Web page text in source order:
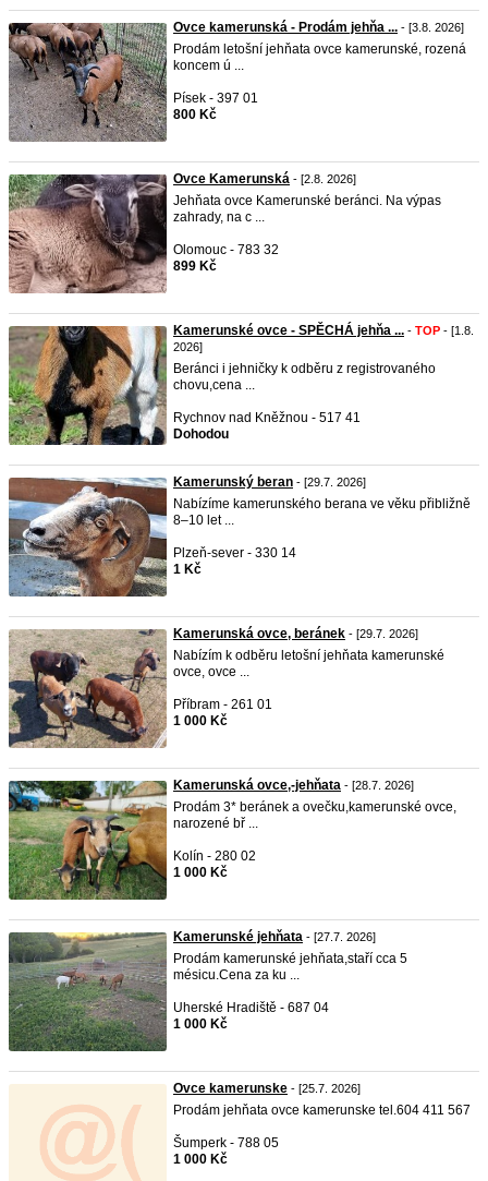
Ovce kamerunská - Prodám jehňa ... - [3.8. 2026]
Prodám letošní jehňata ovce kamerunské, rozená
koncem ú ...
Písek - 397 01
800 Kč
Ovce Kamerunská - [2.8. 2026]
Jehňata ovce Kamerunské beránci. Na výpas
zahrady, na c ...
Olomouc - 783 32
899 Kč
Kamerunské ovce - SPĚCHÁ jehňa ... - TOP - [1.8.
2026]
Beránci i jehničky k odběru z registrovaného
chovu,cena ...
Rychnov nad Kněžnou - 517 41
Dohodou
Kamerunský beran - [29.7. 2026]
Nabízíme kamerunského berana ve věku přibližně
8–10 let ...
Plzeň-sever - 330 14
1 Kč
Kamerunská ovce, beránek - [29.7. 2026]
Nabízím k odběru letošní jehňata kamerunské
ovce, ovce ...
Příbram - 261 01
1 000 Kč
Kamerunská ovce,-jehňata - [28.7. 2026]
Prodám 3* beránek a ovečku,kamerunské ovce,
narozené bř ...
Kolín - 280 02
1 000 Kč
Kamerunské jehňata - [27.7. 2026]
Prodám kamerunské jehňata,staří cca 5
mésicu.Cena za ku ...
Uherské Hradiště - 687 04
1 000 Kč
Ovce kamerunske - [25.7. 2026]
Prodám jehňata ovce kamerunske tel.604 411 567
Šumperk - 788 05
1 000 Kč